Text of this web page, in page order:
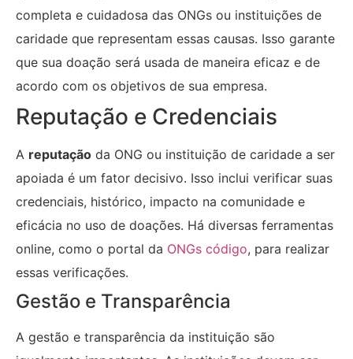
completa e cuidadosa das ONGs ou instituições de
caridade que representam essas causas. Isso garante
que sua doação será usada de maneira eficaz e de
acordo com os objetivos de sua empresa.
Reputação e Credenciais
A reputação da ONG ou instituição de caridade a ser
apoiada é um fator decisivo. Isso inclui verificar suas
credenciais, histórico, impacto na comunidade e
eficácia no uso de doações. Há diversas ferramentas
online, como o portal da ONGs código, para realizar
essas verificações.
Gestão e Transparência
A gestão e transparência da instituição são